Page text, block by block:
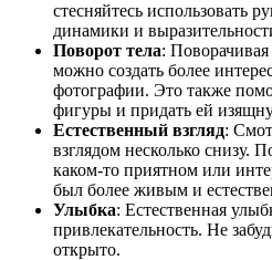
стесняйтесь использовать
динамики и
Поворот тела:
можно создать более
фотографии. Это также
фигуры и придать ей
Естественный взгляд:
взглядом несколько снизу.
каком-то приятном или
был более живым и
Улыбка: Естественная
привлекательность. Не
открыто.